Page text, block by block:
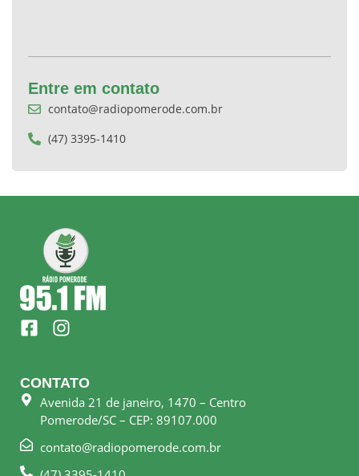
Entre em contato
contato@radiopomerode.com.br
(47) 3395-1410
F
a
e
b
o
k
I
n
t
a
g
r
a
m
CONTATO
Avenida 21 de janeiro, 1470 – Centro
Pomerode/SC – CEP: 89107.000
contato@radiopomerode.com.br